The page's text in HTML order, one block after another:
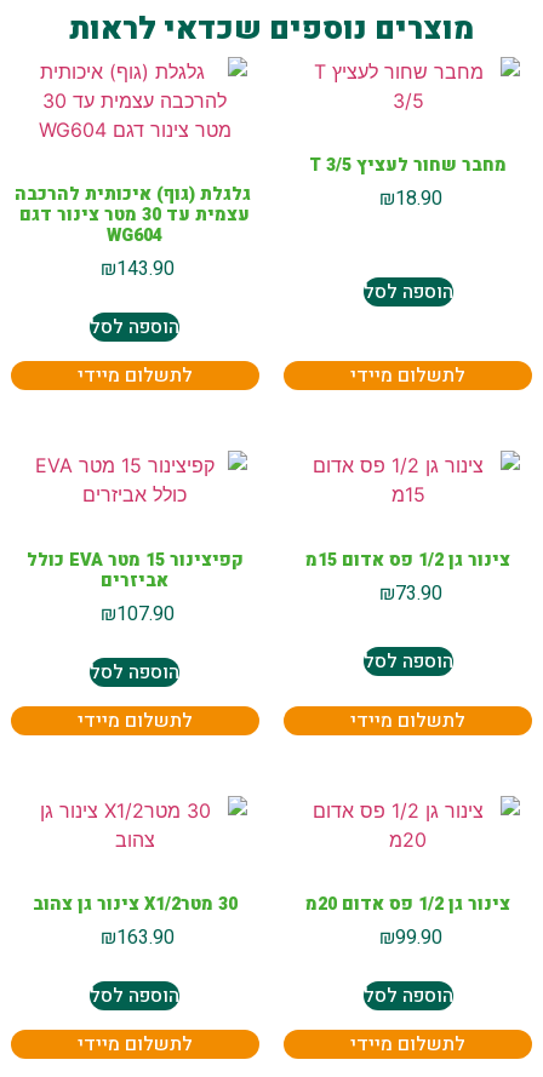
מוצרים נוספים שכדאי לראות
מחבר שחור לעציץ T 3/5
₪18.90
הוספה לסל
לתשלום מיידי
גלגלת (גוף) איכותית להרכבה
עצמית עד 30 מטר צינור דגם
WG604
₪143.90
הוספה לסל
לתשלום מיידי
צינור גן 1/2 פס אדום 15מ
₪73.90
הוספה לסל
לתשלום מיידי
קפיצינור 15 מטר EVA כולל
אביזרים
₪107.90
הוספה לסל
לתשלום מיידי
צינור גן 1/2 פס אדום 20מ
₪99.90
הוספה לסל
לתשלום מיידי
30 מטרX1/2 צינור גן צהוב
₪163.90
הוספה לסל
לתשלום מיידי